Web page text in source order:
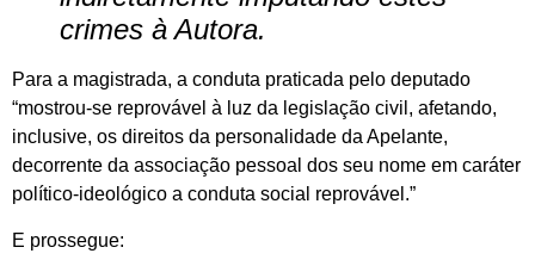
crimes à Autora.
Para a magistrada, a conduta praticada pelo deputado
“mostrou-se reprovável à luz da legislação civil, afetando,
inclusive, os direitos da personalidade da Apelante,
decorrente da associação pessoal dos seu nome em caráter
político-ideológico a conduta social reprovável.”
E prossegue: